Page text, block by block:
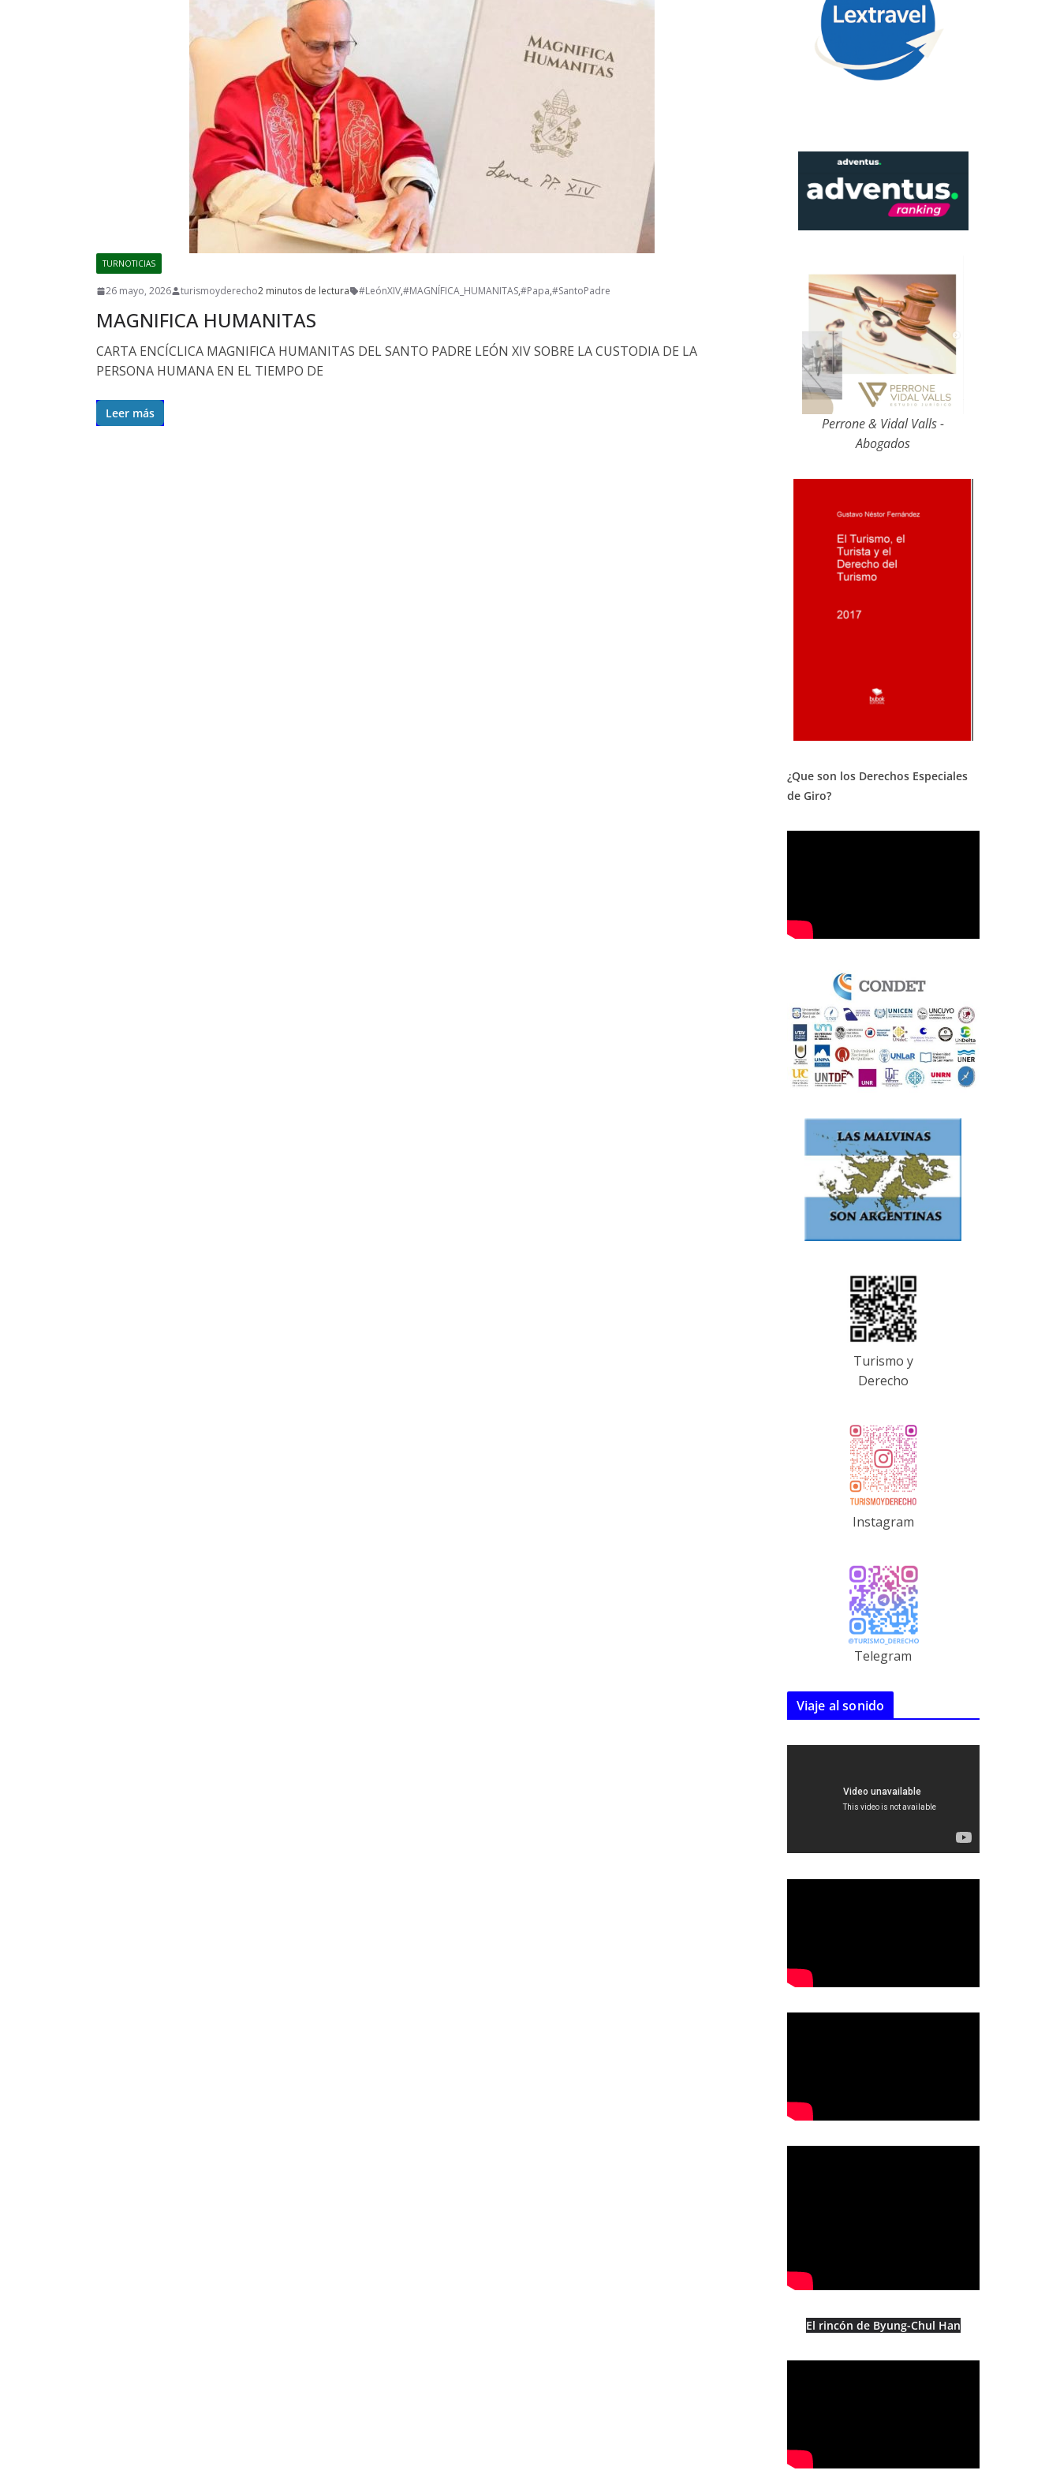
TURNOTICIAS
26 mayo, 2026 turismoyderecho2 minutos de lectura #LeónXIV,#MAGNÍFICA_HUMANITAS,#Papa,#SantoPadre
MAGNIFICA HUMANITAS
CARTA ENCÍCLICA MAGNIFICA HUMANITAS DEL SANTO PADRE LEÓN XIV SOBRE LA CUSTODIA DE LA
PERSONA HUMANA EN EL TIEMPO DE
Leer más
Perrone & Vidal Valls -
Abogados
¿Que son los Derechos Especiales
de Giro?
Turismo y
Derecho
Instagram
Telegram
Viaje al sonido
El rincón de Byung-Chul Han